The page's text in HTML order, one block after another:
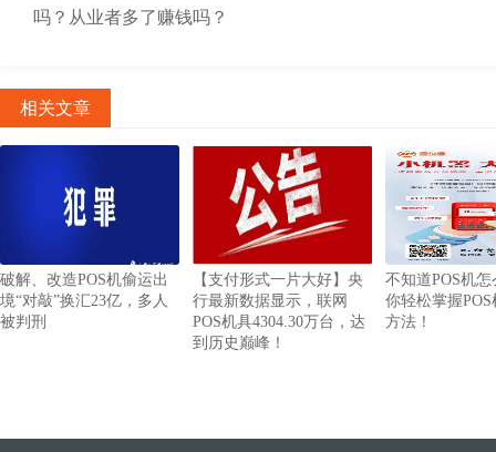
吗？从业者多了赚钱吗？
相关文章
破解、改造POS机偷运出
境“对敲”换汇23亿，多人
被判刑
【支付形式一片大好】央
行最新数据显示，联网
POS机具4304.30万台，达
到历史巅峰！
不知道POS机
你轻松掌握
方法！